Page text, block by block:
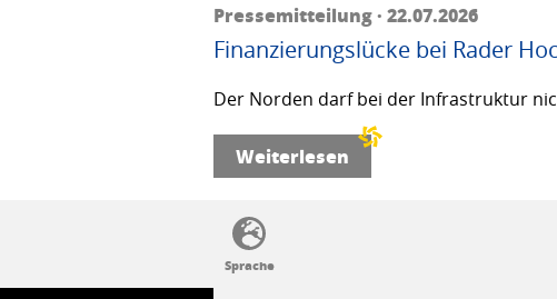
Pressemitteilung · 22.07.2026
Finanzierungslücke bei Rader
Der Norden darf bei der Infrastruktur
Weiterlesen
SSW-Politik von A bis Z